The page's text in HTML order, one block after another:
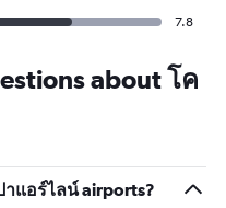
7.8
about โค
าแอร์ไลน์ airports?